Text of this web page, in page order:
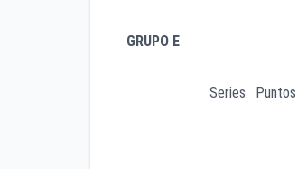
GRUPO E
Series. Puntos